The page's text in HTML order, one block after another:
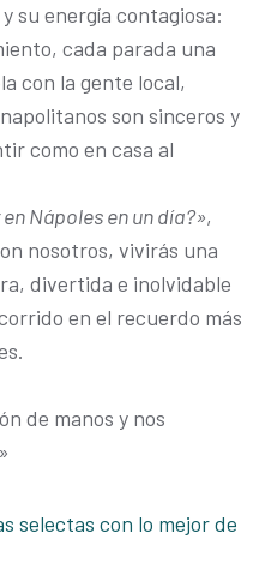
su energía contagiosa:
cada parada una
con la gente local,
son sinceros y
como en casa al
en Nápoles en un día?»,
nosotros, vivirás una
divertida e inolvidable
en el recuerdo más
de manos y nos
selectas con lo mejor de